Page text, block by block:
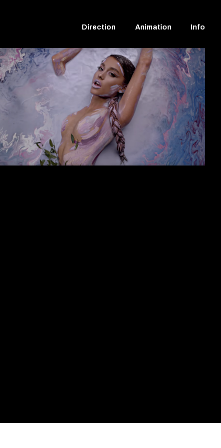
Direction Animation Info